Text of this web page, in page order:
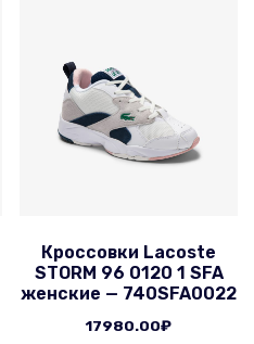
Кроссовки Lacoste
STORM 96 0120 1 SFA
женские — 740SFA0022
17980.00₽